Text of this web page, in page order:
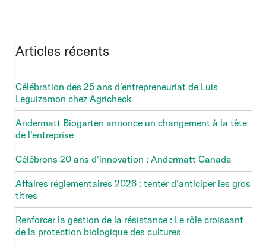
Articles récents
Célébration des 25 ans d'entrepreneuriat de Luis
Leguizamon chez Agricheck
Andermatt Biogarten annonce un changement à la tête
de l'entreprise
Célébrons 20 ans d'innovation : Andermatt Canada
Affaires réglementaires 2026 : tenter d'anticiper les gros
titres
Renforcer la gestion de la résistance : Le rôle croissant
de la protection biologique des cultures